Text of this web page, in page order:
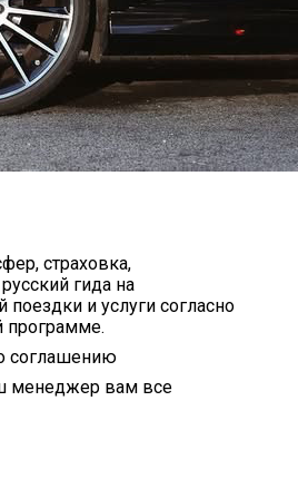
страховка,
гида на
поездки и услуги согласно
программе.
соглашению
менеджер вам все